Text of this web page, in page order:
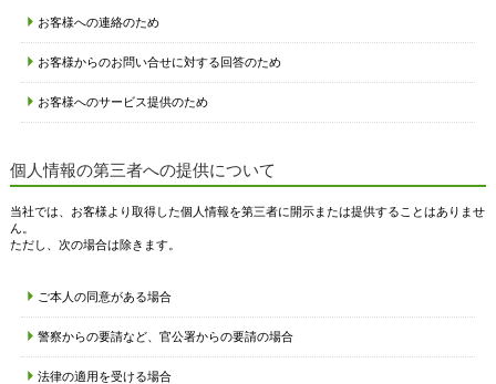
お客様への連絡のため
お客様からのお問い合せに対する回答のため
お客様へのサービス提供のため
個人情報の第三者への提供について
当社では、お客様より取得した個人情報を第三者に開示または提供することはありませ
ん。
ただし、次の場合は除きます。
ご本人の同意がある場合
警察からの要請など、官公署からの要請の場合
法律の適用を受ける場合